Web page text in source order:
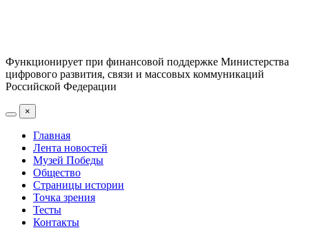
Функционирует при финансовой поддержке Министерства
цифрового развития, связи и массовых коммуникаций
Российской Федерации
×
Главная
Лента новостей
Музей Победы
Общество
Страницы истории
Точка зрения
Тесты
Контакты